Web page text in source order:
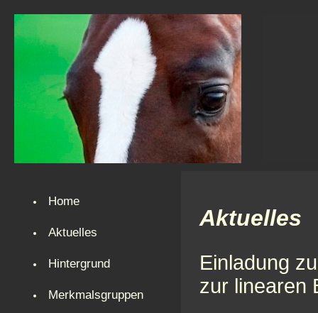
Home
Aktuelles
Hintergrund
Merkmalsgruppen
Aktuelles
Einladung
zur linearen